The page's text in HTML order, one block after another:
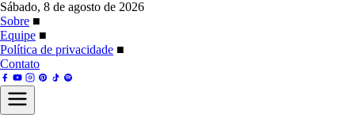
Sábado, 8 de agosto de 2026
Sobre ■
Equipe ■
Política de privacidade ■
Contato